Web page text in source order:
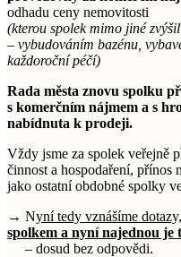
odhadu ceny nemovitosti
(kterou spolek mimo jiné
– vybudováním bazénu,
každoroční péčí)
Rada města znovu spolku
s komerčním nájmem a s
nabídnuta k prodeji.
Vždy jsme za spolek veřejně
činnost a hospodaření, přínos
jako ostatní obdobné spolky
→ Nyní tedy vznášíme dotazy,
spolkem a nyní najednou je
– dosud bez odpovědi.